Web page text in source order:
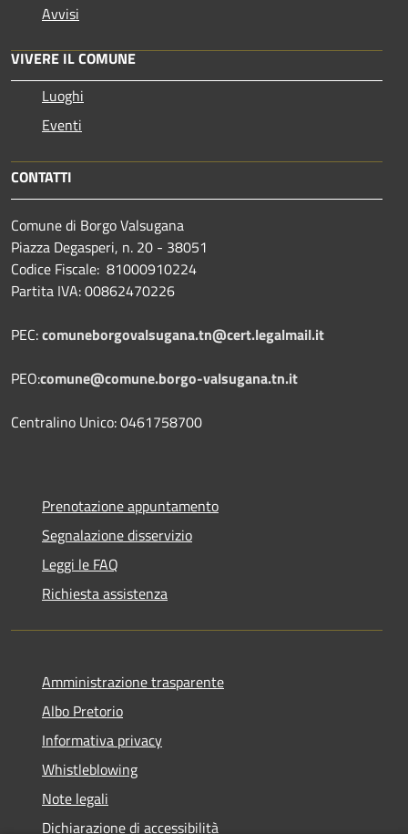
Avvisi
VIVERE IL COMUNE
Luoghi
Eventi
CONTATTI
Comune di Borgo Valsugana
Piazza Degasperi, n. 20 - 38051
Codice Fiscale: 81000910224
Partita IVA: 00862470226
PEC:comuneborgovalsugana.tn@cert.legalmail.it
PEO:comune@comune.borgo-valsugana.tn.it
Centralino Unico: 0461758700
Prenotazione appuntamento
Segnalazione disservizio
Leggi le FAQ
Richiesta assistenza
Amministrazione trasparente
Albo Pretorio
Informativa privacy
Whistleblowing
Note legali
Dichiarazione di accessibilità